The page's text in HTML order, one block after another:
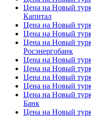
Цена на Новый
Капитал
Цена на Новый
Цена на Новый
Цена на Новый
Росэнергобанк
Цена на Новый
Цена на Новый
Цена на Новый
Цена на Новый
Цена на Новый
Банк
Цена на Новый